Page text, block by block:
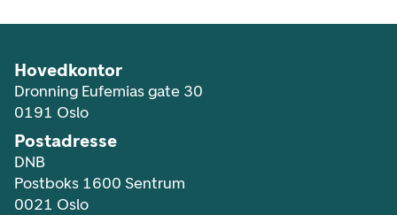
Hovedkontor
Dronning Eufemias gate 30
0191 Oslo
Postadresse
DNB
Postboks 1600 Sentrum
0021 Oslo